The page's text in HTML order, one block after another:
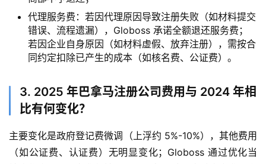
代理服务费：若因代理原因导致注册失败（如材料提交
错误、流程遗漏），Globoss 承诺全额退还服务费；
若因企业自身原因（如材料虚假、放弃注册），需按合
同约定扣除已产生的成本（如核名费、公证费）。
3. 2025 年巴拿马注册公司费用与 2024 年相
比有何变化？
主要变化是政府登记费微调（上浮约 5%-10%），其他费用
（如公证费、认证费）无明显变化；Globoss 通过优化当